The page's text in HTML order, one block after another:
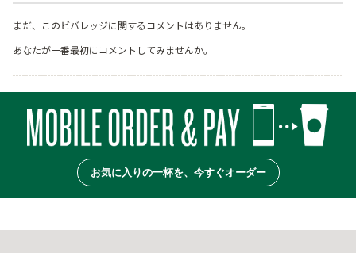
まだ、このビバレッジに関するコメントはありません。
あなたが一番最初にコメントしてみませんか。
お気に入りの一杯を、今すぐオーダー